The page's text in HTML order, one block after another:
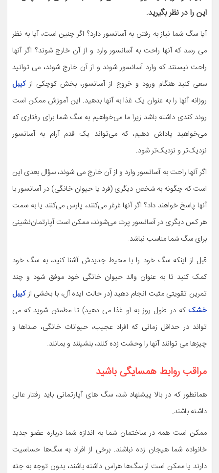
این را در نظر بگیرید.
آیا سگ شما نیاز به رفتن به آسانسور دارد؟ اگر چنین است، آیا به نظر
می رسد که آنها راحت به آسانسور وارد و از آن خارج شوند؟ اگر آنها
راحت نیستند که وارد آسانسور شوند و از آن خارج شوند، می توانید
سعی کنید هنگام ورود و خروج از آسانسور، بخش کوچکی ازکیبل
روزانه آنها را به عنوان یک غذا به آنها بدهید. این آموزش ممکن است
روند کندی داشته باشد زیرا ما می‌خواهیم به سگ شما برای رفتاری که
می‌خواهید پاداش دهیم، که می‌تواند یک قدم آرام به آسانسور
نزدیک‌تر و نزدیک‌تر شود.
اگر آنها راحت به آسانسور وارد و از آن خارج می شوند، سؤال بعدی این
است که چگونه به شخص دیگری (فرد یا حیوان خانگی) در آسانسور با
آنها پاسخ خواهند داد؟ اگر آنها غرغر می‌کنند، پارس می‌کنند یا به سمت
هر کس دیگری در آسانسور پرت می‌شوند، ممکن است آپارتمان‌نشینی
برای سگ شما مناسب نباشد.
قبل از اینکه سگ خود را با محیط جدیدش آشنا کنید، به سگ خود
کمک کنید تا به عنوان والد حیوان خانگی خود موفق شود و چند
تمرین تقویتی مثبت انجام دهید (در حالت ایده آل، با بخشی ازکیبل
خشک که در طول روز به او غذا می دهید) تا مطمئن شوید که می
تواند در حداقل زمانی که افراد عجیب، حیوانات خانگی، صداها و
چیزها می توانند آنها را وحشت زده کنند، بنشینند و بمانند.
مراقب روابط همسایگی باشید
همانطور که در بالا پیشنهاد شد، سگ های آپارتمانی باید رفتار عالی
داشته باشند.
ممکن است همه در ساختمان شما به اندازه شما درباره عضو جدید
خانواده شما هیجان زده نباشند. برخی از افراد به سگ‌ها حساسیت
دارند یا ممکن است از سگ‌ها هراس داشته باشند، بدون توجه به جثه